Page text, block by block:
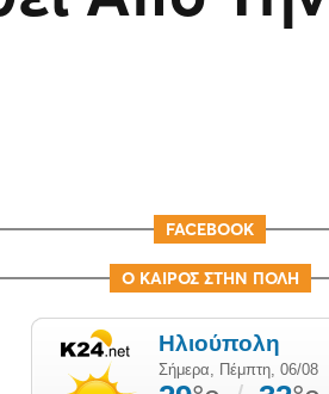
FACEBOOK
Ο ΚΑΙΡΟΣ ΣΤΗΝ ΠΟΛΗ